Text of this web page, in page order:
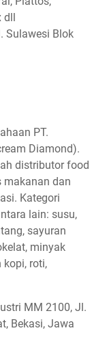
dll
Sulawesi Blok
PT.
Diamond).
distributor food
makanan dan
Kategori
lain: susu,
sayuran
minyak
kopi, roti,
MM 2100, Jl.
Bekasi, Jawa